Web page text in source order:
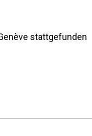
stattgefunden